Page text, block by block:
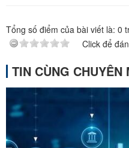
Tổng số điểm của bài viết là: 0
Click để
TIN CÙNG CHUYÊN